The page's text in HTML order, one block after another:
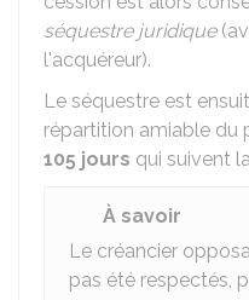
séquestre juridique
l'acquéreur).
Le séquestre est
répartition amiable du
105 jours qui suivent
À savoir
Le créancier
pas été respectés,